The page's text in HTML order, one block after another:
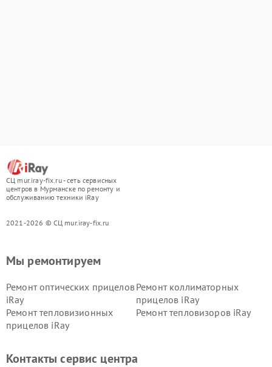
СЦ mur.iray-fix.ru - сеть сервисных
центров в Мурманске по ремонту и
обслуживанию техники iRay
2021-2026 © СЦ mur.iray-fix.ru
Мы ремонтируем
Ремонт оптических прицелов
iRay
Ремонт коллиматорных
прицелов iRay
Ремонт тепловизионных
прицелов iRay
Ремонт тепловизоров iRay
Контакты сервис центра